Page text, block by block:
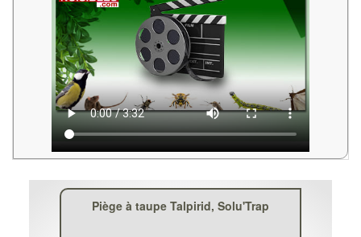
Piège à taupe Talpirid, Solu'Trap